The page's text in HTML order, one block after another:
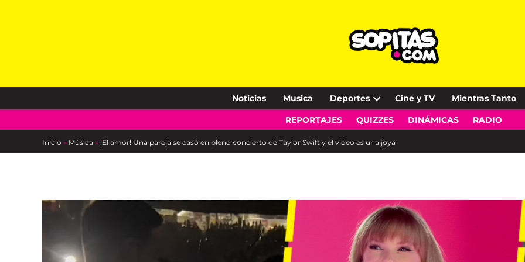
Noticias Musica Deportes
Open
dropdown
Cine y TV Mientras Tanto
REPORTAJES QUIZZES DINÁMICAS RADIO
Inicio » Música » ¡El amor! Una pareja se casó en pleno concierto de Taylor Swift y el video es una joya